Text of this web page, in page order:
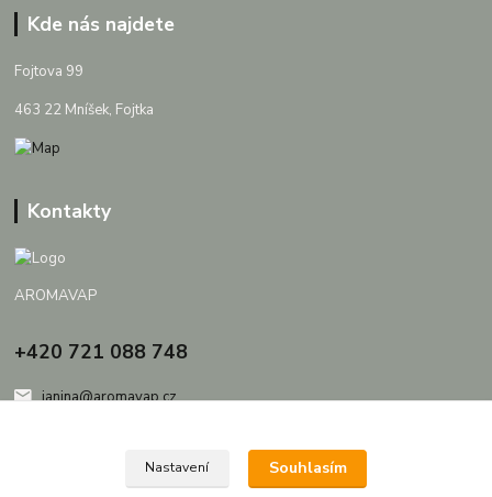
Kde nás najdete
Fojtova 99
463 22 Mníšek, Fojtka
Kontakty
AROMAVAP
+420 721 088 748
janina@aromavap.cz
Nastavení Souhlasím